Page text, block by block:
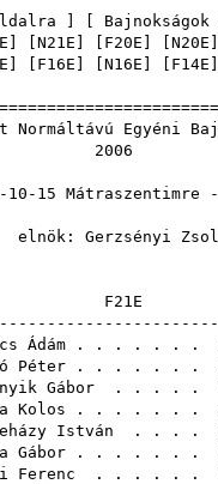
N21E F20E N20E
F16E N16E F14E
Egyéni
15
Gerzsényi
Ádám . . . . . . .
Péter . . . . . . .
Gábor . . . . .
Kolos . . . . . . .
István . . . .
Gábor . . . . . . .
Ferenc . . . . . .